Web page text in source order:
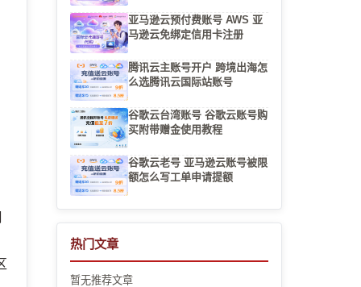
亚马逊云预付费账号 AWS 亚
马逊云免绑定信用卡注册
腾讯云主账号开户 跨境出海怎
么选腾讯云国际站账号
谷歌云台湾账号 谷歌云账号购
买附带赠金使用教程
谷歌云老号 亚马逊云账号被限
额怎么写工单申请提额
热门文章
暂无推荐文章